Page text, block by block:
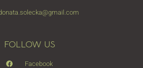
FOLLOW US
Facebook